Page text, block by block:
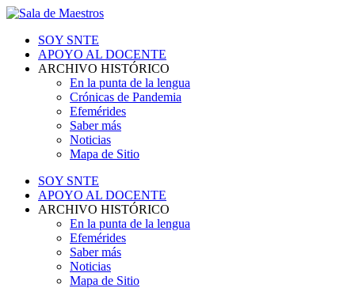
SOY SNTE
APOYO AL DOCENTE
ARCHIVO HISTÓRICO
En la punta de la lengua
Crónicas de Pandemia
Efemérides
Saber más
Noticias
Mapa de Sitio
SOY SNTE
APOYO AL DOCENTE
ARCHIVO HISTÓRICO
En la punta de la lengua
Efemérides
Saber más
Noticias
Mapa de Sitio